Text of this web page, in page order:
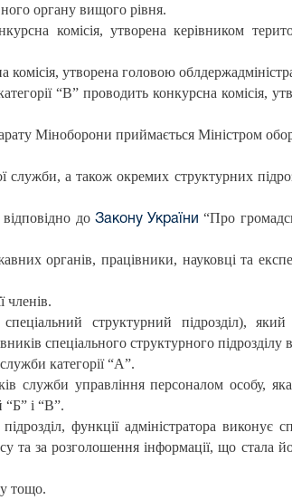
органу вищого рівня.
комісія, утворена керівником
утворена головою
“В” проводить конкурсна комісія,
Міноборони приймається Міністром
а також окремих структурних
до Закону України “Про
органів, працівники, науковці та
членів.
структурний підрозділ),
спеціального структурного підрозділу
категорії “А”.
служби управління персоналом особу,
“Б” і “В”.
функції адміністратора виконує
та за розголошення інформації, що стала
тощо.